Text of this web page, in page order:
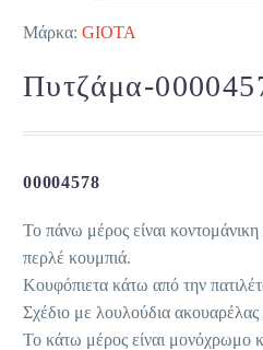
Μάρκα: GIOTA
Πυτζάμα-
00004578
Το πάνω μέρος είναι
περλέ κουμπιά.
Κουφόπιετα κάτω από την
Σχέδιο με λουλούδια
Το κάτω μέρος είναι μονόχρωμο